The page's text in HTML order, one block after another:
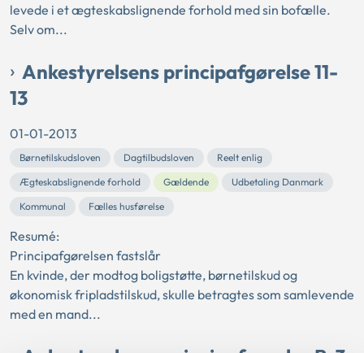
levede i et ægteskabslignende forhold med sin bofælle.
Selv om...
Ankestyrelsens principafgørelse 11-
13
01-01-2013
Børnetilskudsloven Dagtilbudsloven
Reelt enlig
Ægteskabslignende forhold
Gældende
Udbetaling Danmark
Kommunal
Fælles husførelse
Resumé:
Principafgørelsen fastslår
En kvinde, der modtog boligstøtte, børnetilskud og
økonomisk fripladstilskud, skulle betragtes som samlevende
med en mand...